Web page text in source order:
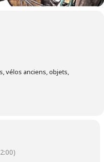
vélos anciens, objets,